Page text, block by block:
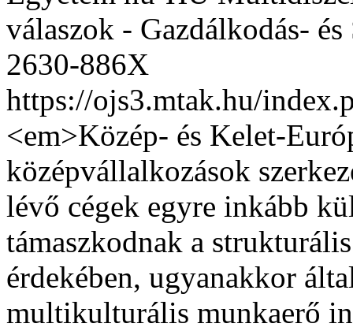
válaszok - Gazdálkodás-
2630-886X
https://ojs3.mtak.hu/
<em>Közép- és Kelet-
középvállalkozások
lévő cégek egyre inkább
támaszkodnak a
érdekében, ugyanakkor
multikulturális munkaerő